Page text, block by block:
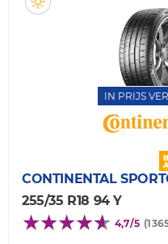
IN PRIJS
CONTINENTAL
255/35 R18 94 Y
4,7/5